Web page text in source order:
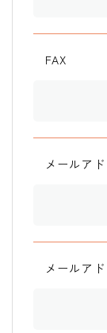
FAX
メールア
メールア